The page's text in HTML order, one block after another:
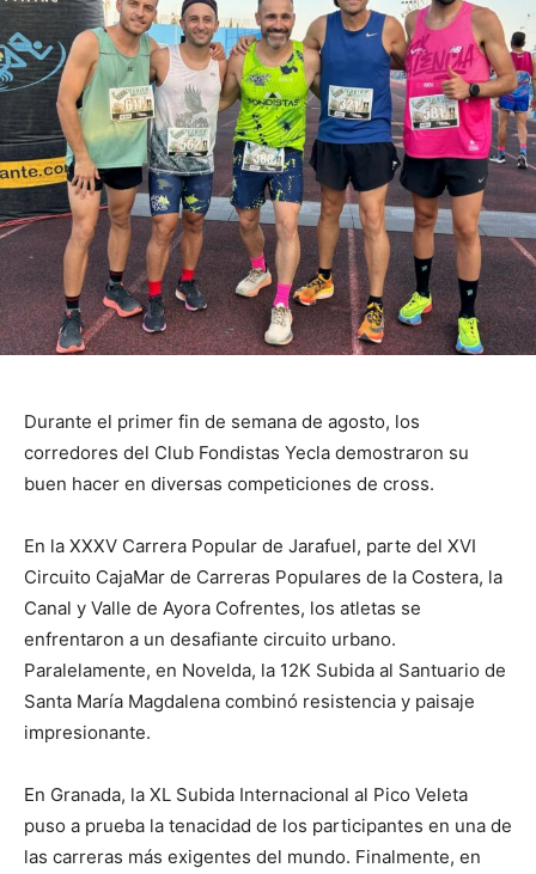
Durante el primer fin de semana de agosto, los
corredores del Club Fondistas Yecla demostraron su
buen hacer en diversas competiciones de cross.
En la XXXV Carrera Popular de Jarafuel, parte del XVI
Circuito CajaMar de Carreras Populares de la Costera, la
Canal y Valle de Ayora Cofrentes, los atletas se
enfrentaron a un desafiante circuito urbano.
Paralelamente, en Novelda, la 12K Subida al Santuario de
Santa María Magdalena combinó resistencia y paisaje
impresionante.
En Granada, la XL Subida Internacional al Pico Veleta
puso a prueba la tenacidad de los participantes en una de
las carreras más exigentes del mundo. Finalmente, en